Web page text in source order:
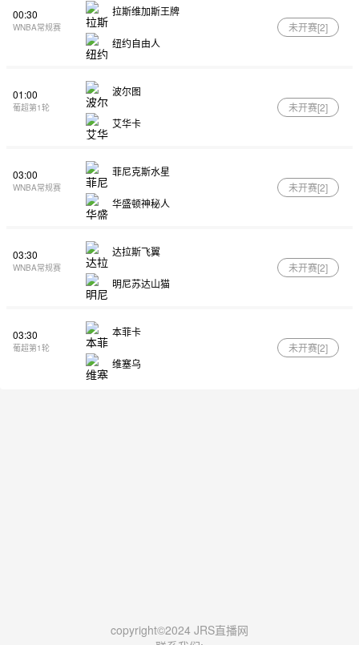
00:30
WNBA常规赛
拉斯维加斯王牌
纽约自由人
未开赛[2]
01:00
葡超第1轮
波尔图
艾华卡
未开赛[2]
03:00
WNBA常规赛
菲尼克斯水星
华盛顿神秘人
未开赛[2]
03:30
WNBA常规赛
达拉斯飞翼
明尼苏达山猫
未开赛[2]
03:30
葡超第1轮
本菲卡
维塞乌
未开赛[2]
copyright©2024 JRS直播网